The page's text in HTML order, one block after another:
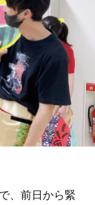
、前日から緊